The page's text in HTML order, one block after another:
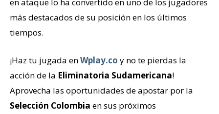
más destacados de su posición en los últimos
tiempos.
¡Haz tu jugada enWplay.co y no te pierdas la
acción de la Eliminatoria Sudamericana!
Aprovecha las oportunidades de apostar por la
Selección Colombia en sus próximos